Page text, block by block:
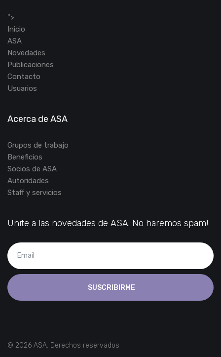
">
Inicio
ASA
Novedades
Publicaciones
Contacto
Usuarios
Acerca de ASA
Grupos de trabajo
Beneficios
Socios de ASA
Autoridades
Staff y servicios
Unite a las novedades de ASA. No haremos spam!
SUSCRIBIRME
© 2026 ASA. Derechos reservados